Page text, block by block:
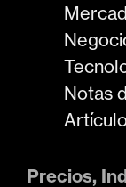
Notas
Precios,